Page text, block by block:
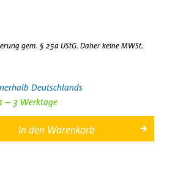
gem. § 25a UStG. Daher keine MWSt.
Deutschlands
– 3 Werktage
In den Warenkorb